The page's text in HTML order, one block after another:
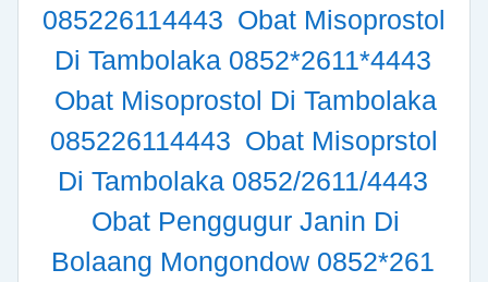
085226114443 Obat Misoprostol
Di Tambolaka 0852*2611*4443
Obat Misoprostol Di Tambolaka
085226114443 Obat Misoprstol
Di Tambolaka 0852/2611/4443
Obat Penggugur Janin Di
Bolaang Mongondow 0852*261